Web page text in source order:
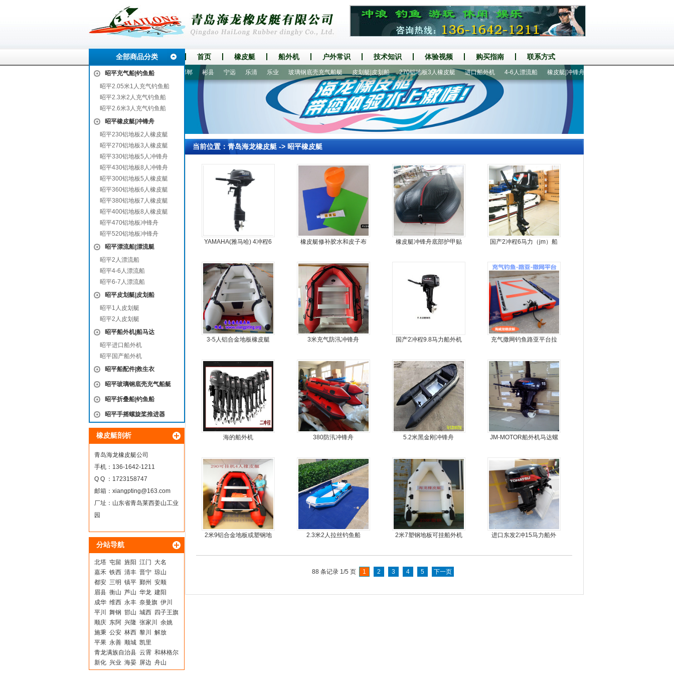
全部商品分类 首页 橡皮艇 船外机 户外常识 技术知识 体验视频 购买指南 联系方式
昭平充气船|钓鱼船
昭平2.05米1人充气钓鱼船
昭平2.3米2人充气钓鱼船
昭平2.6米3人充气钓鱼船
昭平橡皮艇|冲锋舟
昭平230铝地板2人橡皮艇
昭平270铝地板3人橡皮艇
昭平330铝地板5人冲锋舟
昭平430铝地板8人冲锋舟
昭平300铝地板5人橡皮艇
昭平360铝地板6人橡皮艇
昭平380铝地板7人橡皮艇
昭平400铝地板8人橡皮艇
昭平470铝地板冲锋舟
昭平520铝地板冲锋舟
昭平漂流船|漂流艇
昭平2人漂流船
昭平4-6人漂流船
昭平6-7人漂流船
昭平皮划艇|皮划船
昭平1人皮划艇
昭平2人皮划艇
昭平船外机|船马达
昭平进口船外机
昭平国产船外机
昭平船配件|救生衣
昭平玻璃钢底壳充气船艇
昭平折叠船|钓鱼船
昭平手摇螺旋桨推进器
橡皮艇剖析
青岛海龙橡皮艇公司
手机：136-1642-1211
Q Q ：1723158747
邮箱： xiangpting@163.com
厂址：山东省青岛莱西姜山工业
园
分站导航
北塔 屯留 旌阳 江门 大名
嘉禾 铁西 清丰 晋宁 琼山
都安 三明 镇平 鄞州 安顺
眉县 衡山 芦山 华龙 建阳
成华 维西 永丰 奈曼旗 伊川
平川
舞钢 邯山 城西
四子王旗
顺庆 东阿 兴隆 张家川
余姚
施秉 公安 林西 黎川
解放
平果 永善 顺城 凯里
青龙满族自治县 云霄 和林格尔
新化 兴业 海晏 屏边 舟山
兰考 互助 都安 大宁 彬县 宁远 乐清 乐业 玻璃钢底壳充气船艇 皮划艇|皮划船 270铝地板3人橡皮艇 进口船外机 4-6人漂流船 橡皮艇|冲锋舟
当前位置： 青岛海龙橡皮艇-> 昭平橡皮艇
YAMAHA(雅马哈) 4冲程6
橡皮艇修补胶水和皮子布
橡皮艇冲锋舟底部护甲贴
国产2冲程6马力（jm）船
3-5人铝合金地板橡皮艇 3米充气防汛冲锋舟 国产2冲程9.8马力船外机
充气撒网钓鱼路亚平台拉
海的船外机 380防汛冲锋舟 5.2米黑金刚冲锋舟
JM-MOTOR船外机马达螺
2米9铝合金地板或塑钢地
2.3米2人拉丝钓鱼船
2米7塑钢地板可挂船外机
进口东发2冲15马力船外
88 条记录 1/5 页 1 2 3 4 5 下一页